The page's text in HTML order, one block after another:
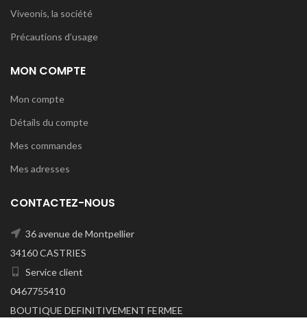
Viveonis, la société
Précautions d’usage
MON COMPTE
Mon compte
Détails du compte
Mes commandes
Mes adresses
CONTACTEZ-NOUS
36 avenue de Montpellier
34160 CASTRIES
Service client
0467755410
BOUTIQUE DEFINITIVEMENT FERMEE